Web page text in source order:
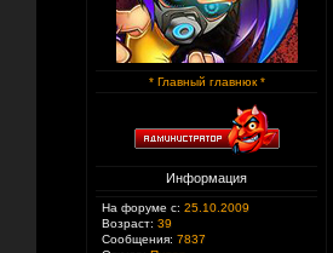
* Главный главнюк *
Информация
На форуме с: 25.10.2009
Возраст: 39
Сообщения: 7837